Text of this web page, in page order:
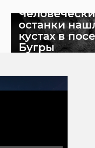
останки
кустах в
Бугры
области
тко